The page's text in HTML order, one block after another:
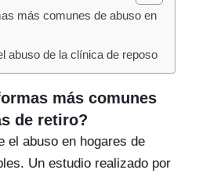
más comunes de abuso en
abuso de la clínica de reposo
más comunes
de retiro?
el abuso en hogares de
Un estudio realizado por